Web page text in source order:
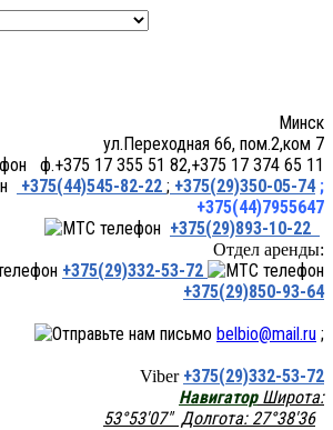
ул.Переходная 66, пом.2,ком 7
ф.+375 17 355 51 82,+375 17 374 65 11
+375(44)545-82-22 ; +375(29)350-05-74 ;
+375(44)7955647
+375(29)893-10-22
Отдел аренды:
+375(29)332-53-72
+375(29)850-93-64
belbio@mail.ru ;
Viber +375(29)332-53-72
НавигаторШирота:
53°53'07" Долгота: 27°38'36